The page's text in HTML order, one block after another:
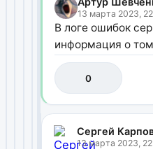
13 марта 2023,
В логе ошибок
информация о
0
Сергей
13 марта 2023,